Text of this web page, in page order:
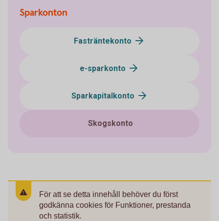
Sparkonton
Fasträntekonto
e-sparkonto
Sparkapitalkonto
Skogskonto
För att se detta innehåll behöver du först
godkänna cookies för Funktioner, prestanda
och statistik.